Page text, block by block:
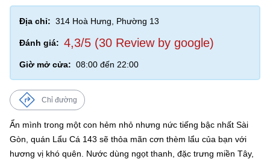
Địa chỉ: 314 Hoà Hưng, Phường 13
Đánh giá: 4,3/5 (30 Review by google)
Giờ mở cửa: 08:00 đến 22:00
Chỉ đường
Ẩn mình trong một con hẻm nhỏ nhưng nức tiếng bậc nhất Sài
Gòn, quán Lẩu Cá 143 sẽ thỏa mãn cơn thèm lẩu của bạn với
hương vị khó quên. Nước dùng ngọt thanh, đặc trưng miền Tây,